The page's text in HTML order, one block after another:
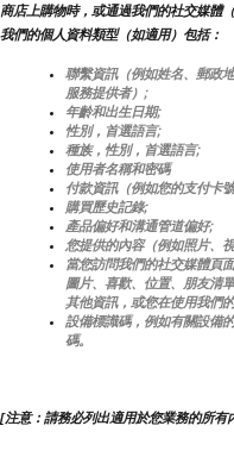
商店上購物時，或通過我們的社交媒體
我們的個人資料類型（如適用）包括：
聯繫資訊（例如姓名、郵政
服務提供者）;
年齡和出生日期;
性別，首選語言;
種族，性別，首選語言;
使用者名稱和密碼
付款資訊（例如您的支付卡
購買歷史記錄;
產品偏好和溝通管道偏好;
您提供的內容（例如照片、
當您訪問我們的社交媒體頁
圖片、喜歡、位置、朋友清
其他資訊，或您在使用我們
設備標識碼，例如有關設備
碼。
[注意：請務必列出適用於您業務的所有